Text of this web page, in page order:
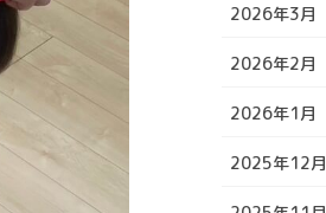
2026年3月
2026年2月
2026年1月
2025年12月